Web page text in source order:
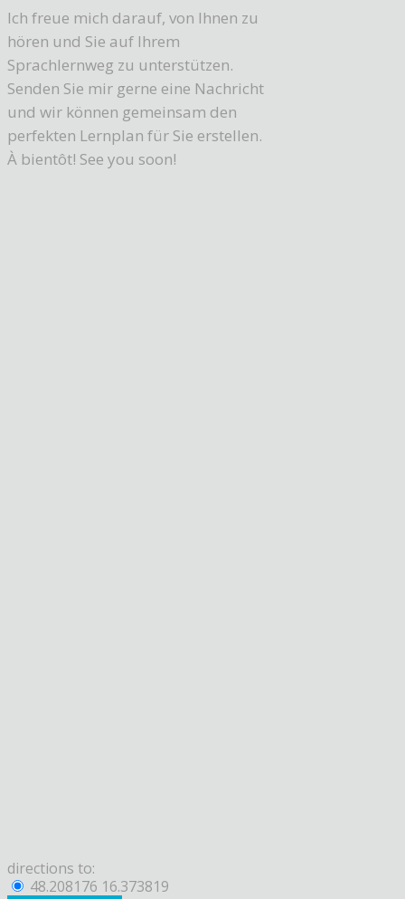
Ich freue mich darauf, von Ihnen zu
hören und Sie auf Ihrem
Sprachlernweg zu unterstützen.
Senden Sie mir gerne eine Nachricht
und wir können gemeinsam den
perfekten Lernplan für Sie erstellen.
À bientôt! See you soon!
directions to:
48.208176 16.373819